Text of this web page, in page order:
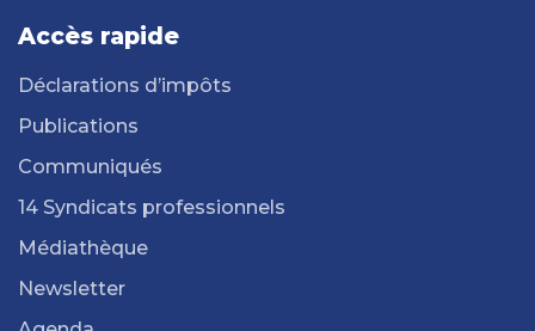
Accès rapide
Déclarations d’impôts
Publications
Communiqués
14 Syndicats professionnels
Médiathèque
Newsletter